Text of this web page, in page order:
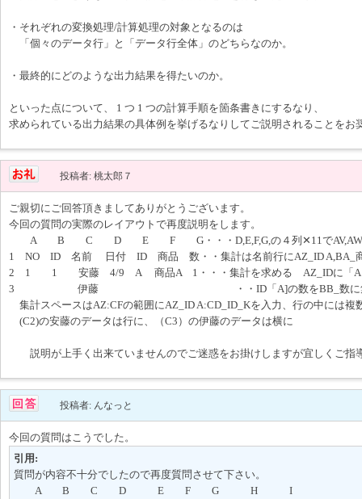
・それぞれの変換処理/計算処理の対象となるのは
「個々のデータ行」と「データ行全体」のどちらなのか。
・最終的にどのような出力結果を得たいのか。
といった点について、 1 つ 1 つの計算手順を箇条書きにするなり、
求められている出力結果の具体例を挙げるなりしてご説明されることをお
投稿者: 桃太郎７
ご親切にご回答頂きましてありがとうございます。
今回の質問の実際のレイアウトで再度説明をします。
A B C D E F G・・・D,E,F,G,の４列✕11で
1 NO ID 名前 日付 ID 商品 数・・集計は名前行にAZ_ID A,BA_
2 1 1 安藤 4/9 A 商品A 1・・・集計を求める AZ_IDに「A」
3 伊藤 ・・ID「A]の数をBB_数に集計
集計スペースはAZ:CFの範囲にAZ_ID A:CD_ID_Kを入力、行の中には複
(C2)の安藤のデータは行に、（C3）の伊藤のデータは横に
説明が上手く出来ていませんのでご迷惑をお掛けしますが宜しくご指
投稿者: んなっと
今回の質問はこうでした。
引用:
質問が内容不十分でしたので再度質問させて下さい。
A B C D E F G H I